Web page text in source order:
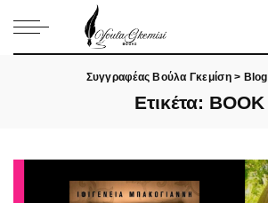
Συγγραφέας Βούλα Γκεμίση> Blog
Ετικέτα: BOOK